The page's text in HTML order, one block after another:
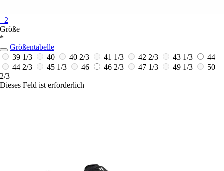
+2
Größe
*
Größentabelle
39 1/3
40 40 2/3 41 1/3 42 2/3 43 1/3
44
44 2/3
45 1/3 46 46 2/3 47 1/3 49 1/3
50
2/3
Dieses Feld ist erforderlich